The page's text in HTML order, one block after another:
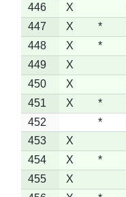
446
X
447
X *
448
X *
449
X
450
X
451
X *
452
*
453
X
454
X *
455
X